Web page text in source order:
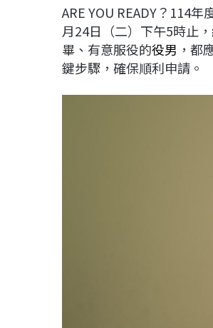
b
o
o
k
a
d
s
e
d
I
n
L
i
n
ARE YOU READY？114年
月24日（二）下午5時止
畢、有意服役的役男 ，都
鍵步驟，確保順利申請。